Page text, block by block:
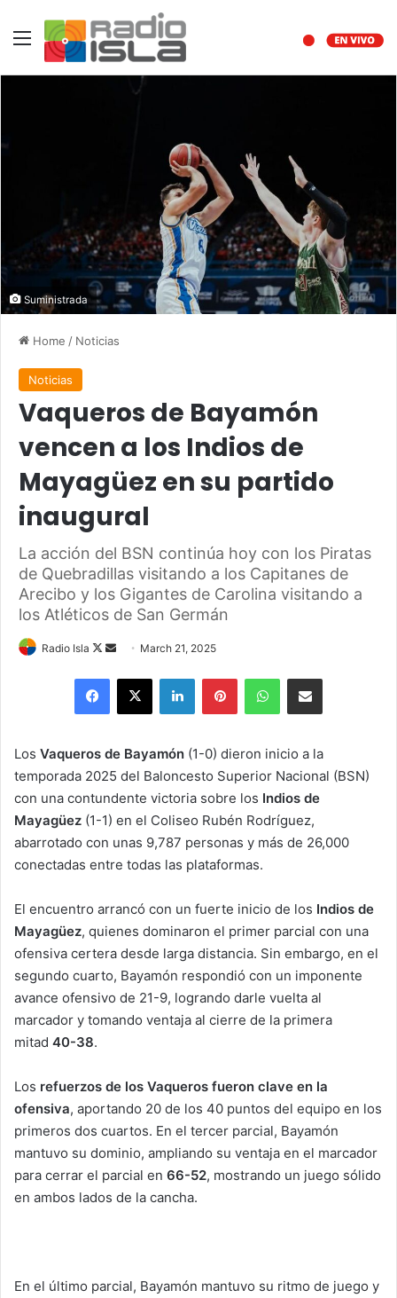
Menu
Suministrada
Home / Noticias
Noticias
Vaqueros de Bayamón
vencen a los Indios de
Mayagüez en su partido
inaugural
La acción del BSN continúa hoy con los Piratas
de Quebradillas visitando a los Capitanes de
Arecibo y los Gigantes de Carolina visitando a
los Atléticos de San Germán
Radio Isla
Follow
Send
email
March 21, 2025
Facebook
X LinkedInPinterestWhatsAppShare via Email
Los Vaqueros de Bayamón (1-0) dieron inicio a la
temporada 2025 del Baloncesto Superior Nacional (BSN)
con una contundente victoria sobre los Indios de
Mayagüez (1-1) en el Coliseo Rubén Rodríguez,
abarrotado con unas 9,787 personas y más de 26,000
conectadas entre todas las plataformas.
El encuentro arrancó con un fuerte inicio de los Indios de
Mayagüez, quienes dominaron el primer parcial con una
ofensiva certera desde larga distancia. Sin embargo, en el
segundo cuarto, Bayamón respondió con un imponente
avance ofensivo de 21-9, logrando darle vuelta al
marcador y tomando ventaja al cierre de la primera
mitad 40-38.
Los refuerzos de los Vaqueros fueron clave en la
ofensiva, aportando 20 de los 40 puntos del equipo en los
primeros dos cuartos. En el tercer parcial, Bayamón
mantuvo su dominio, ampliando su ventaja en el marcador
para cerrar el parcial en 66-52, mostrando un juego sólido
en ambos lados de la cancha.
En el último parcial, Bayamón mantuvo su ritmo de juego y